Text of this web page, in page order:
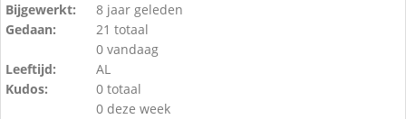
Bijgewerkt:
8 jaar geleden
Gedaan:
21 totaal
0 vandaag
Leeftijd:
AL
Kudos:
0 totaal
0 deze week